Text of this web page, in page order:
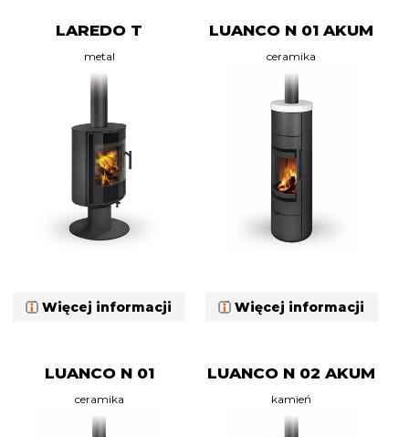
LAREDO T
metal
Więcej informacji
LUANCO N 01 AKUM
ceramika
Więcej informacji
LUANCO N 01
ceramika
LUANCO N 02 AKUM
kamień